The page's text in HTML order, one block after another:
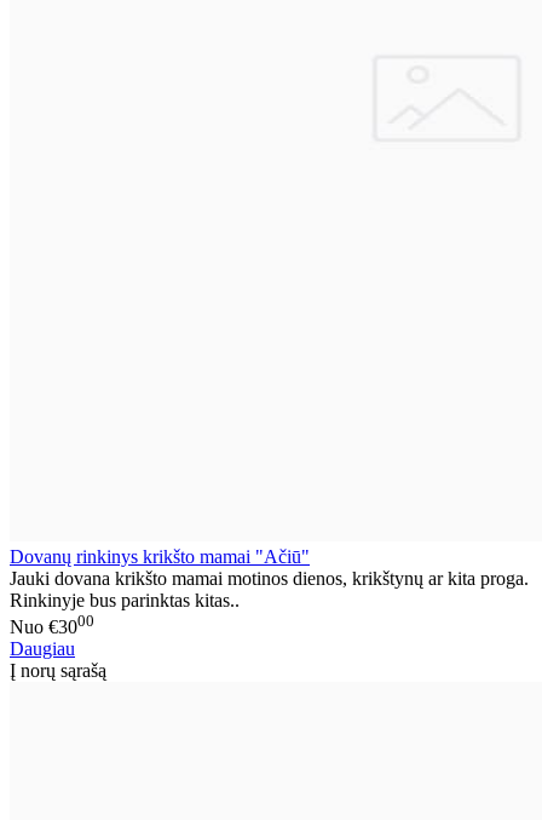
Dovanų rinkinys krikšto mamai "Ačiū"
Jauki dovana krikšto mamai motinos dienos, krikštynų ar kita proga.
Rinkinyje bus parinktas kitas..
Nuo €3000
Daugiau
Į norų sąrašą